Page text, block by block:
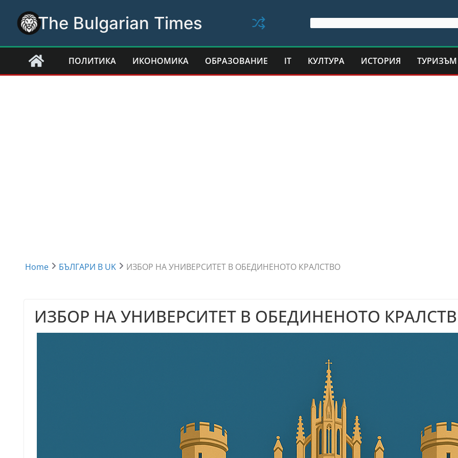
content
The Bulgarian Times
ПОЛИТИКА ИКОНОМИКА ОБРАЗОВАНИЕ IT КУЛТУРА ИСТОРИЯ ТУРИЗЪМ
Home БЪЛГАРИ В UK ИЗБОР НА УНИВЕРСИТЕТ В ОБЕДИНЕНОТО КРАЛСТВО
ИЗБОР НА УНИВЕРСИТЕТ В ОБЕДИНЕНОТО